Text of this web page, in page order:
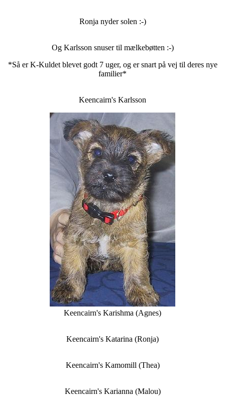
Ronja nyder solen :-)
Og Karlsson snuser til mælkebøtten :-)
*Så er K-Kuldet blevet godt 7 uger, og er snart på vej til deres nye
familier*
Keencairn's Karlsson
Keencairn's Karishma (Agnes)
Keencairn's Katarina (Ronja)
Keencairn's Kamomill (Thea)
Keencairn's Karianna (Malou)